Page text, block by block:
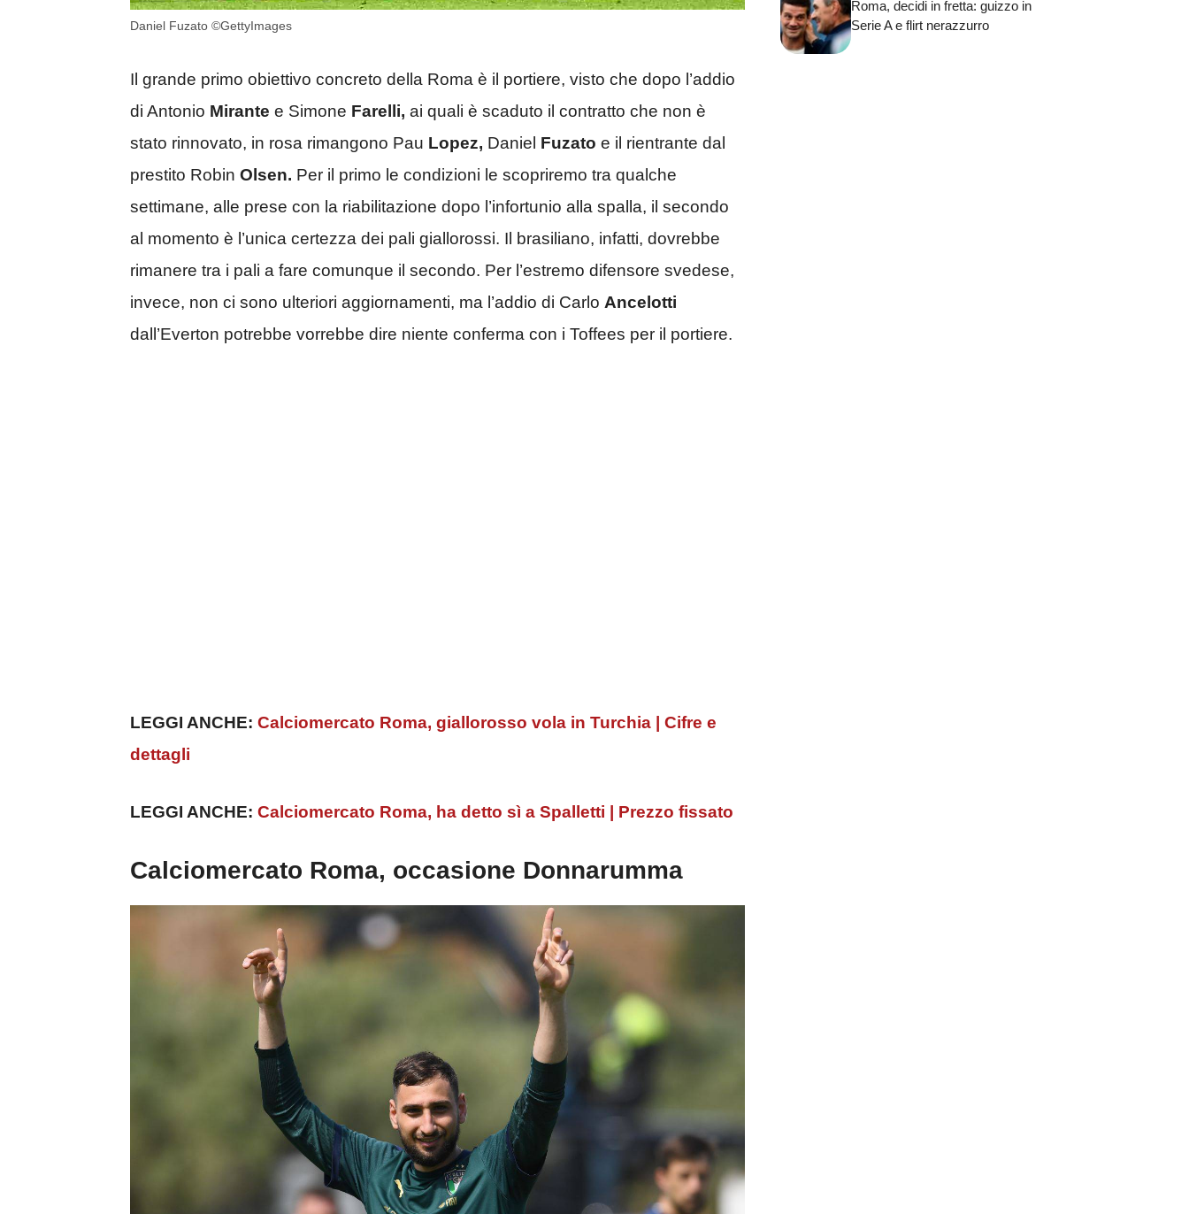
Daniel Fuzato ©GettyImages
Il grande primo obiettivo concreto della Roma è il portiere, visto che dopo l’addio
di Antonio Mirante e Simone Farelli, ai quali è scaduto il contratto che non è
stato rinnovato, in rosa rimangono Pau Lopez, Daniel Fuzato e il rientrante dal
prestito Robin Olsen. Per il primo le condizioni le scopriremo tra qualche
settimane, alle prese con la riabilitazione dopo l’infortunio alla spalla, il secondo
al momento è l’unica certezza dei pali giallorossi. Il brasiliano, infatti, dovrebbe
rimanere tra i pali a fare comunque il secondo. Per l’estremo difensore svedese,
invece, non ci sono ulteriori aggiornamenti, ma l’addio di Carlo Ancelotti
dall’Everton potrebbe vorrebbe dire niente conferma con i Toffees per il portiere.
LEGGI ANCHE: Calciomercato Roma, giallorosso vola in Turchia | Cifre e
dettagli
LEGGI ANCHE: Calciomercato Roma, ha detto sì a Spalletti | Prezzo fissato
Calciomercato Roma, occasione Donnarumma
Roma, decidi in fretta: guizzo in
Serie A e flirt nerazzurro